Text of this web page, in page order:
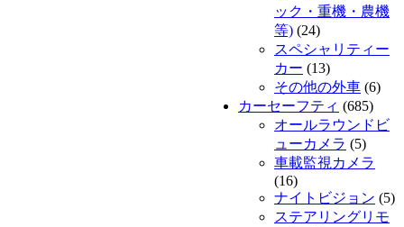
ック・重機・農機
等) (24)
スペシャリティー
カー (13)
その他の外車 (6)
カーセーフティ (685)
オールラウンドビ
ューカメラ (5)
車載監視カメラ
(16)
ナイトビジョン (5)
ステアリングリモ